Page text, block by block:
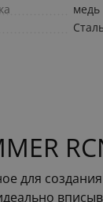
медь
для